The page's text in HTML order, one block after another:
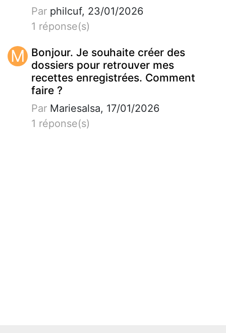
Par philcuf, 23/01/2026
1 réponse(s)
M Bonjour. Je souhaite créer des
dossiers pour retrouver mes
recettes enregistrées. Comment
faire ?
Par Mariesalsa, 17/01/2026
1 réponse(s)